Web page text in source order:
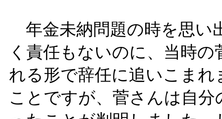
年金未納問題の時を思い
く責任もないのに、当時
れる形で辞任に追いこま
ことですが、菅さんは自